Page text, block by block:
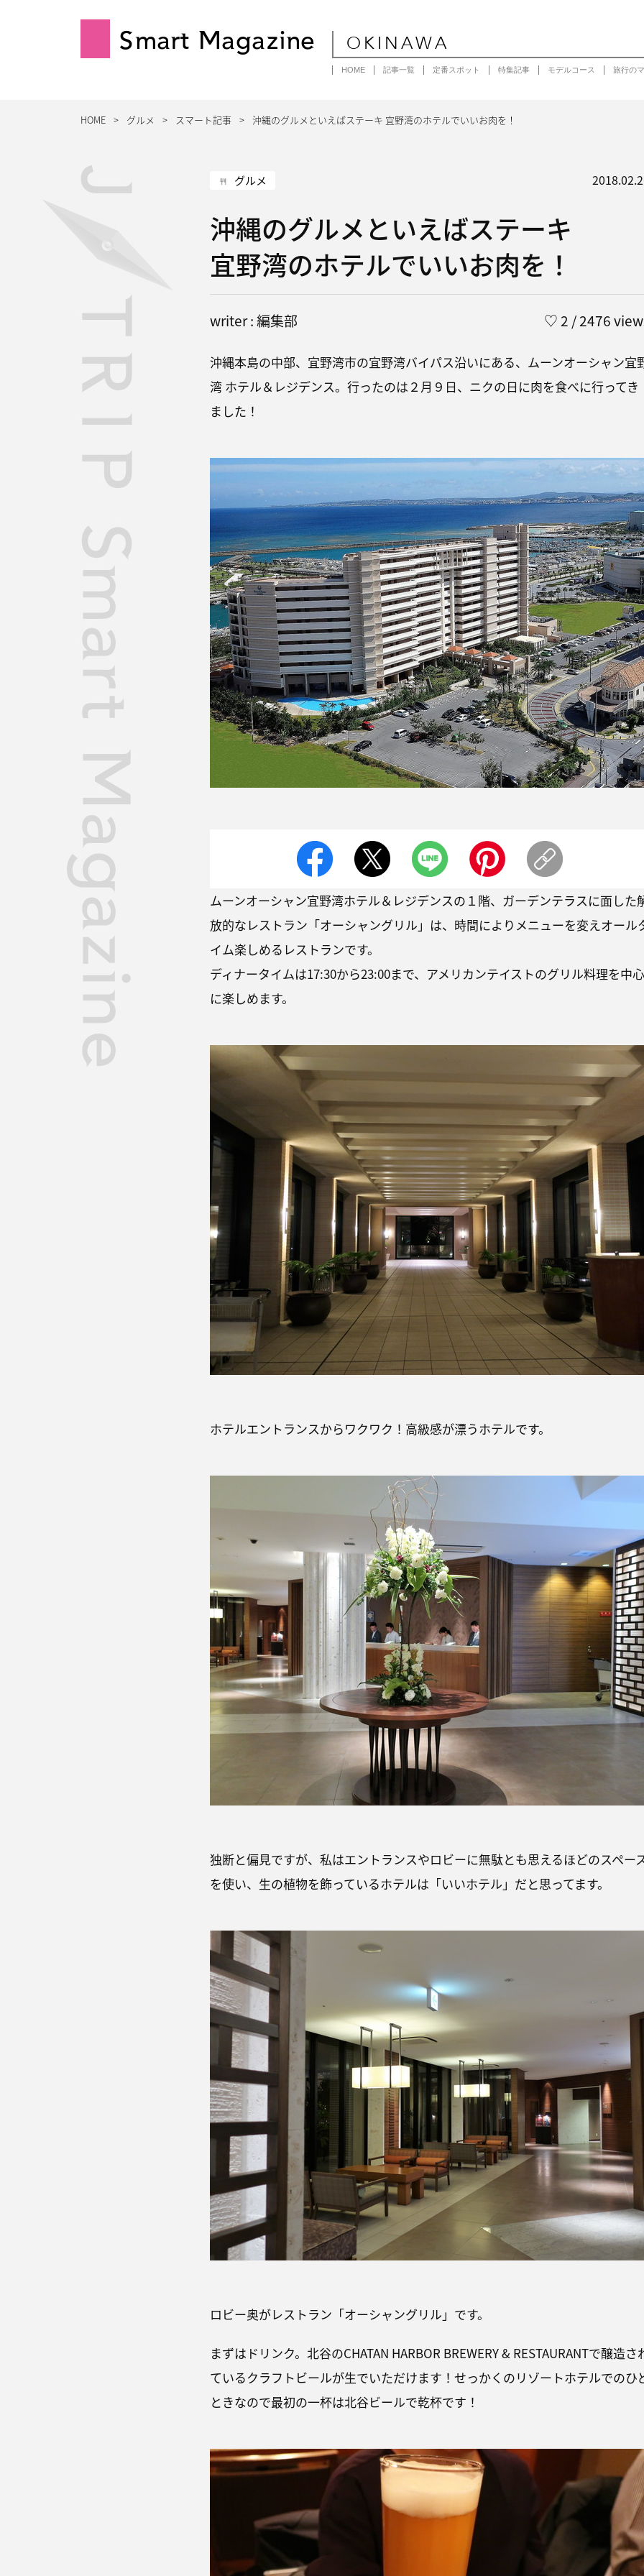
Smart Magazine OKINAWA
HOME 記事一覧 定番スポット 特集記事 モデルコース 旅行の
HOME グルメ スマート記事 沖縄のグルメといえばステーキ 宜野湾のホテルでいいお肉を！
グルメ
沖縄のグルメといえばステーキ
宜野湾のホテルでいいお肉を！
writer : 編集部 ♡ 2 / 2476
沖縄本島の中部、宜野湾市の宜野湾バイパス沿いにある、ムーンオーシャン宜
湾 ホテル＆レジデンス。行ったのは２月９日、ニクの日に肉を食べに行ってき
ました！
ムーンオーシャン宜野湾ホテル＆レジデンスの１階、ガーデンテラスに面した
放的なレストラン「オーシャングリル」は、時間によりメニューを変えオール
イム楽しめるレストランです。
ディナータイムは17:30から23:00まで、アメリカンテイストのグリル料理を中心
に楽しめます。
ホテルエントランスからワクワク！高級感が漂うホテルです。
独断と偏見ですが、私はエントランスやロビーに無駄とも思えるほどのスペー
を使い、生の植物を飾っているホテルは「いいホテル」だと思ってます。
ロビー奥がレストラン「オーシャングリル」です。
まずはドリンク。北谷のCHATAN HARBOR BREWERY & RESTAURANTで醸造さ
ているクラフトビールが生でいただけます！せっかくのリゾートホテルでのひ
ときなので最初の一杯は北谷ビールで乾杯です！